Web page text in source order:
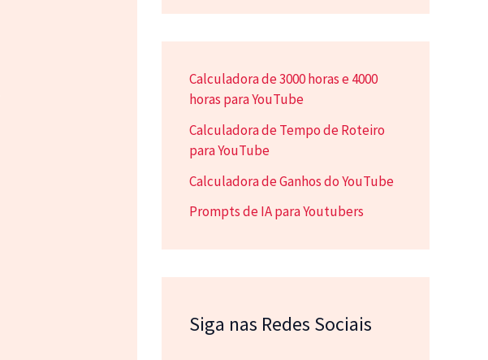
Calculadora de 3000 horas e 4000
horas para YouTube
Calculadora de Tempo de Roteiro
para YouTube
Calculadora de Ganhos do YouTube
Prompts de IA para Youtubers
Siga nas Redes Sociais